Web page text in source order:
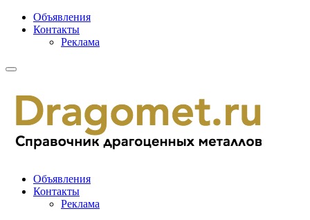
Объявления
Контакты
Реклама
Объявления
Контакты
Реклама